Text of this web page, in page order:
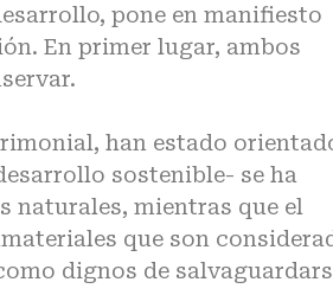
pone en manifiesto
En primer lugar, ambos
han estado
sostenible- se ha
naturales, mientras que el
que son
dignos de